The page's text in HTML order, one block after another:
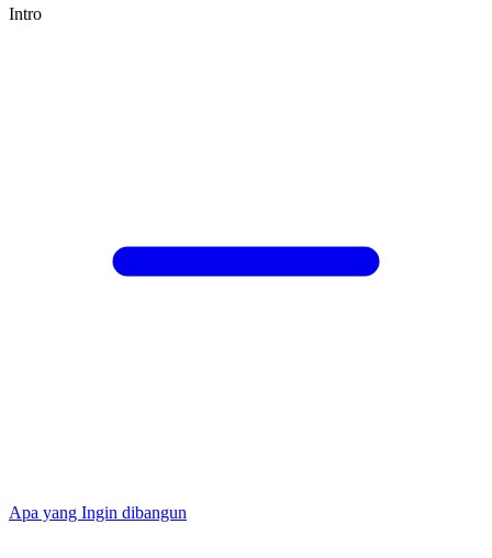
Intro
Apa yang Ingin dibangun